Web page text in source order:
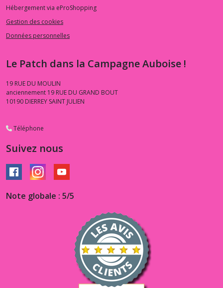
Hébergement via eProShopping
Gestion des cookies
Données personnelles
Le Patch dans la Campagne Auboise !
19 RUE DU MOULIN
anciennement 19 RUE DU GRAND BOUT
10190 DIERREY SAINT JULIEN
Téléphone
Suivez nous
Note globale : 5/5